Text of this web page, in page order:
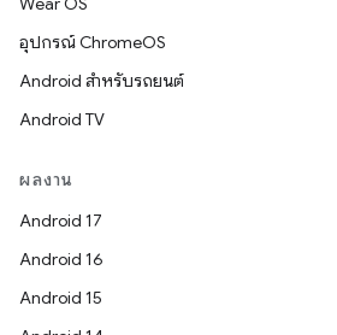
อุปกรณ์ ChromeOS
Android สำหรับรถยนต์
Android TV
ผลงาน
Android 17
Android 16
Android 15